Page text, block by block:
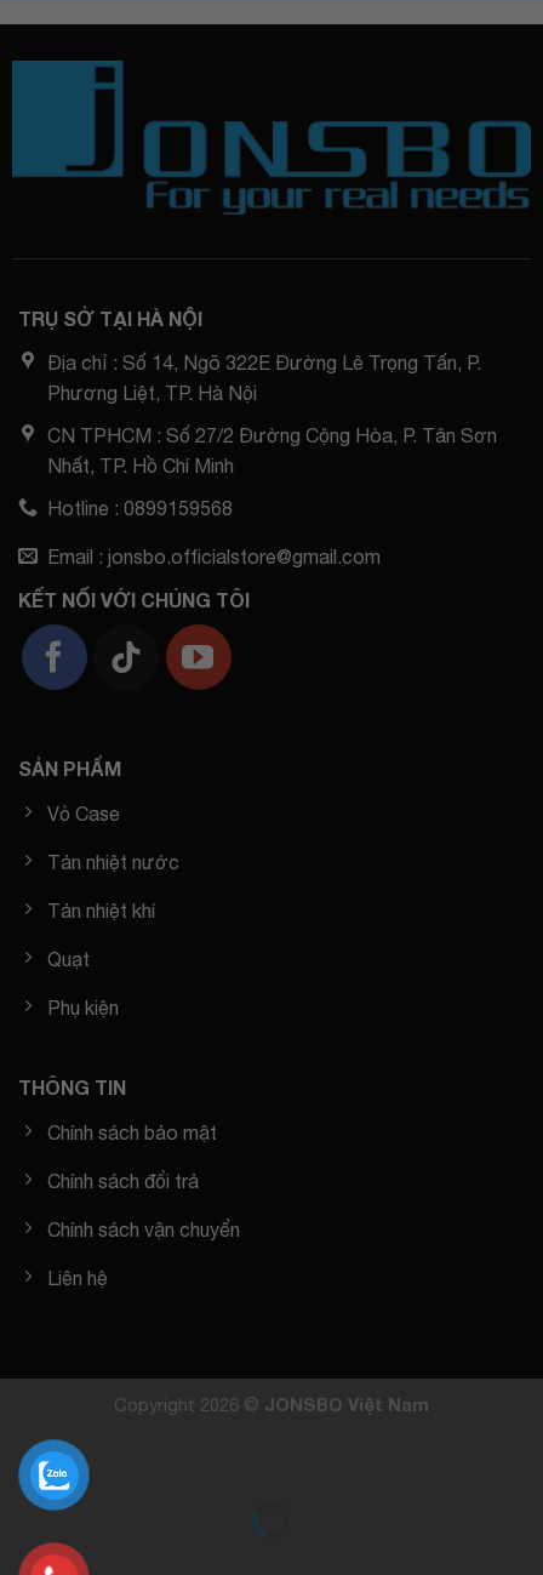
TRỤ SỞ TẠI HÀ NỘI
Địa chỉ : Số 14, Ngõ 322E Đường Lê Trọng Tấn, P.
Phương Liệt, TP. Hà Nội
CN TPHCM : Số 27/2 Đường Cộng Hòa, P. Tân Sơn
Nhất, TP. Hồ Chí Minh
Hotline : 0899159568
Email : jonsbo.officialstore@gmail.com
KẾT NỐI VỚI CHÚNG TÔI
SẢN PHẨM
Vỏ Case
Tản nhiệt nước
Tản nhiệt khí
Quạt
Phụ kiện
THÔNG TIN
Chính sách bảo mật
Chính sách đổi trả
Chính sách vận chuyển
Liên hệ
Copyright 2026 © JONSBO Việt Nam